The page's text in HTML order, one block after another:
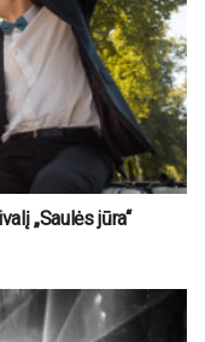
„Saulės jūra“